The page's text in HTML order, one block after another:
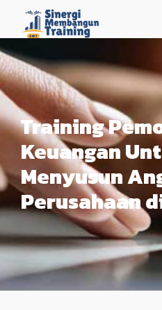
Training
Keuangan
Menyusun
Perusahaan